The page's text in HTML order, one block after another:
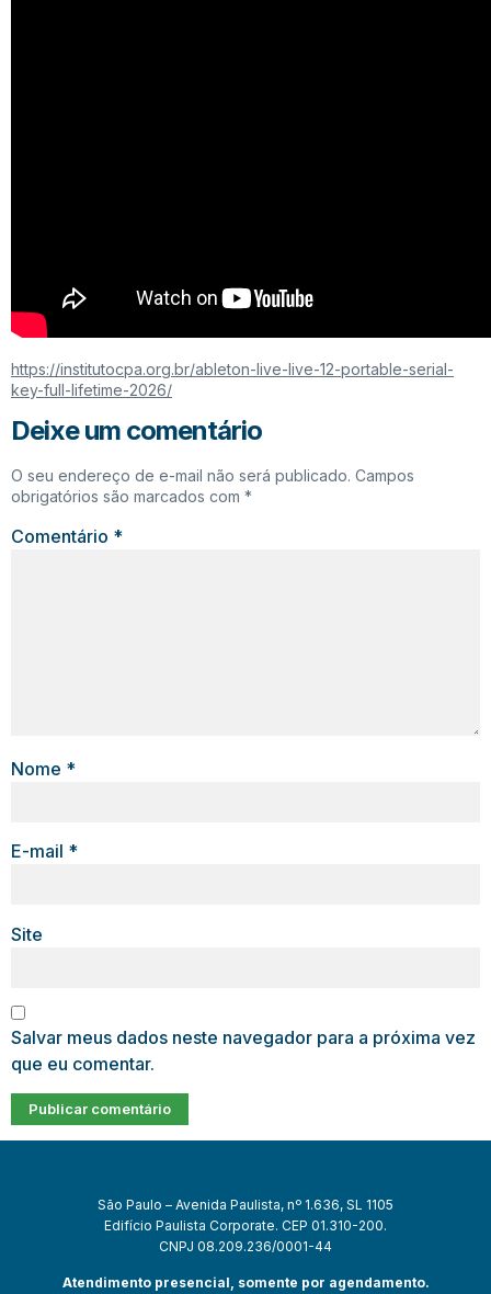
https://institutocpa.org.br/ableton-live-live-12-portable-serial-
key-full-lifetime-2026/
Deixe um comentário
O seu endereço de e-mail não será publicado. Campos
obrigatórios são marcados com *
Comentário *
Nome *
E-mail *
Site
Salvar meus dados neste navegador para a próxima vez
que eu comentar.
São Paulo – Avenida Paulista, nº 1.636, SL 1105
Edifício Paulista Corporate. CEP 01.310-200.
CNPJ 08.209.236/0001-44
Atendimento presencial, somente por agendamento.